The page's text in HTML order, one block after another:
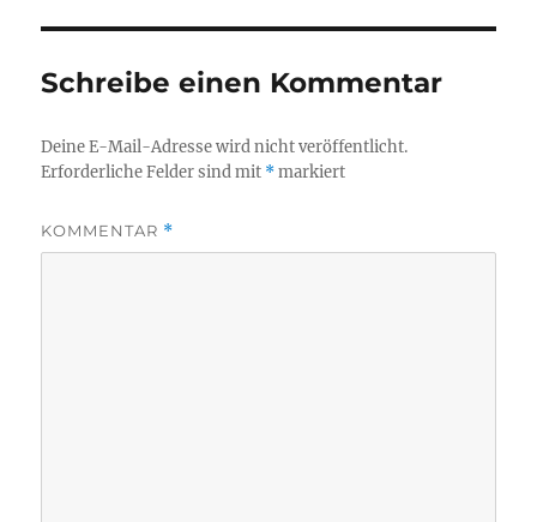
Schreibe einen Kommentar
Deine E-Mail-Adresse wird nicht veröffentlicht.
Erforderliche Felder sind mit *markiert
KOMMENTAR *